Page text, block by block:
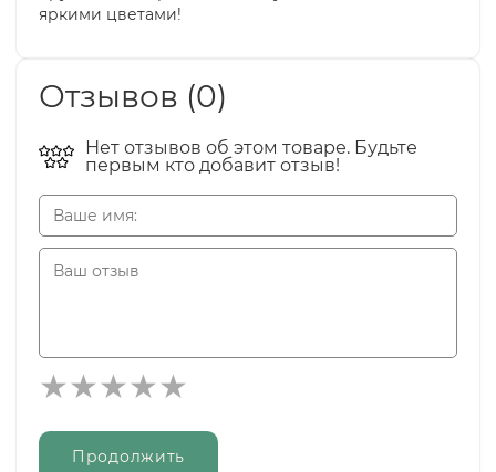
яркими цветами!
Отзывов (0)
Нет отзывов об этом товаре. Будьте
первым кто добавит отзыв!
Продолжить